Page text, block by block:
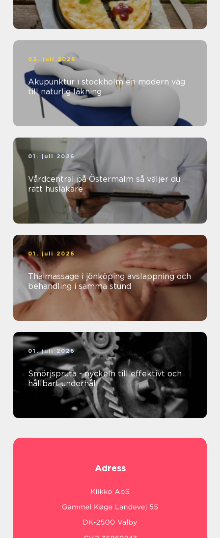
02. juli 2026
Akupunktur i stockholm en modern väg
till naturlig läkning
01. juli 2026
Vårdcentral på Östermalm så väljer du
rätt husläkare
01. juli 2026
Thaimassage i jönköping avslappning och
behandling i samma stund
01. juli 2026
Smörjspruta - nyckeln till effektivt och
hållbart underhåll
Adress